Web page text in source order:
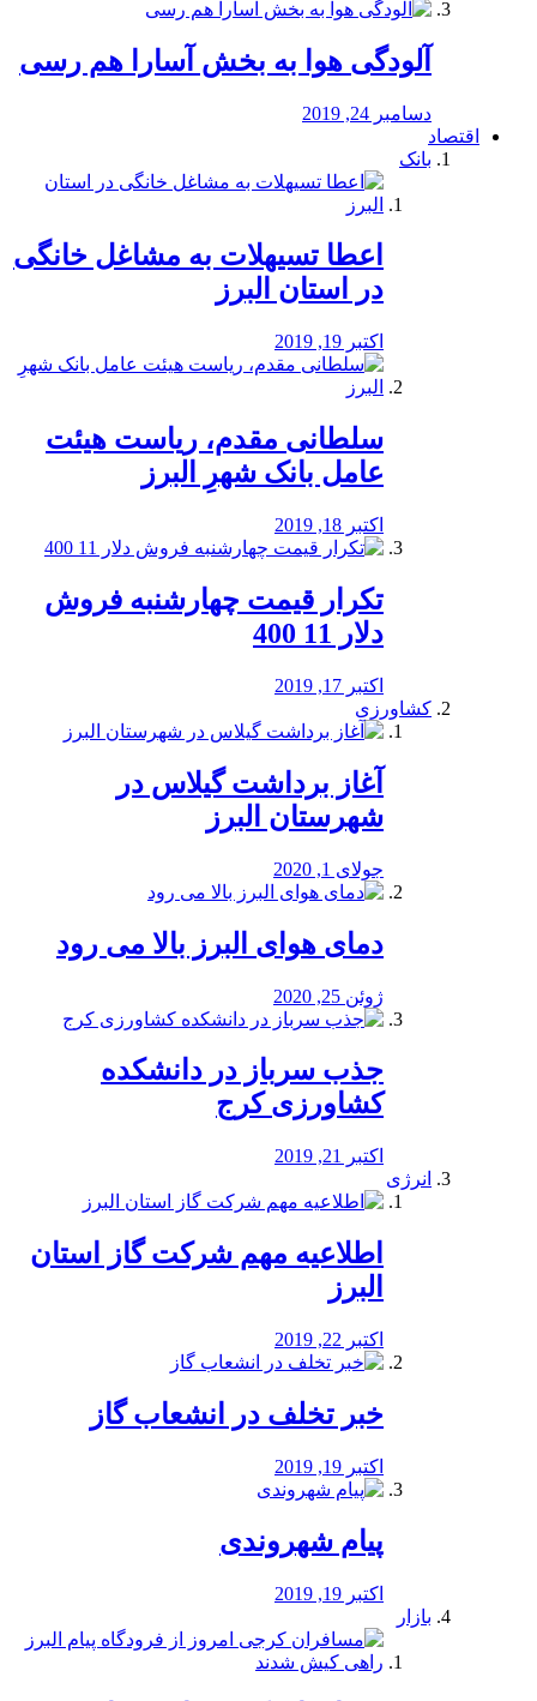
آلودگی هوا به بخش آسارا هم رسی
دسامبر 24, 2019
اقتصاد
بانک
️اعطا تسیهلات به مشاغل خانگی
در استان البرز
اکتبر 19, 2019
سلطانی مقدم، ریاست هیئت
عامل بانک شهرِ البرز
اکتبر 18, 2019
تکرار قیمت چهارشنبه فروش
دلار 11 400
اکتبر 17, 2019
کشاورزی
آغاز برداشت گیلاس در
شهرستان البرز
جولای 1, 2020
دمای هوای البرز بالا می رود
ژوئن 25, 2020
جذب سرباز در دانشکده
کشاورزی کرج
اکتبر 21, 2019
انرژی
️اطلاعیه مهم شرکت گاز استان
البرز
اکتبر 22, 2019
خبر تخلف در انشعاب گاز
اکتبر 19, 2019
پیام شهروندی
اکتبر 19, 2019
بازار